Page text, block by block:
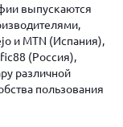
выпускаются
и MTN (Испания),
(Россия),
различной
пользования